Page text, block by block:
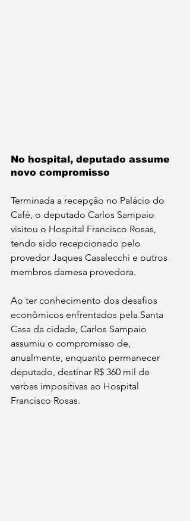
No hospital, deputado assume
novo compromisso
Terminada a recepção no Palácio do
Café, o deputado Carlos Sampaio
visitou o Hospital Francisco Rosas,
tendo sido recepcionado pelo
provedor Jaques Casalecchi e outros
membros damesa provedora.
Ao ter conhecimento dos desafios
econômicos enfrentados pela Santa
Casa da cidade, Carlos Sampaio
assumiu o compromisso de,
anualmente, enquanto permanecer
deputado, destinar R$ 360 mil de
verbas impositivas ao Hospital
Francisco Rosas.